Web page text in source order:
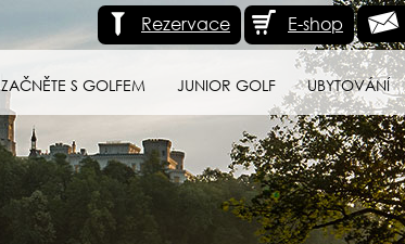
E-shop
Rezervace
ZAČNĚTE S GOLFEM JUNIOR GOLF UBYTOVÁNÍ